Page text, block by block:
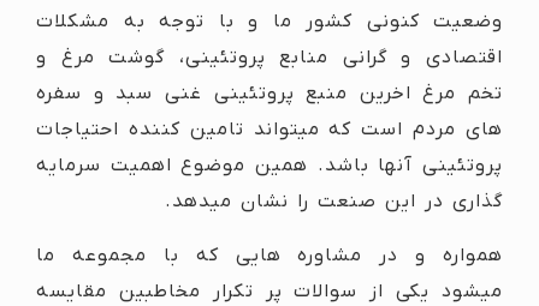
وضعیت کنونی کشور ما و با توجه به مشکلات
اقتصادی و گرانی منابع پروتئینی، گوشت مرغ و
تخم مرغ اخرین منبع پروتئینی غنی سبد و سفره
های مردم است که میتواند تامین کننده احتیاجات
پروتئینی آنها باشد. همین موضوع اهمیت سرمایه
گذاری در این صنعت را نشان میدهد.
همواره و در مشاوره هایی که با مجموعه ما
میشود یکی از سوالات پر تکرار مخاطبین مقایسه